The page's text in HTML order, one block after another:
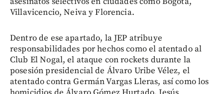
Villavicencio, Neiva y Florencia.
Dentro de ese apartado, la JEP atribuye
responsabilidades por hechos como el atentado al
Club El Nogal, el ataque con rockets durante la
posesión presidencial de Álvaro Uribe Vélez, el
atentado contra Germán Vargas Lleras, así como los